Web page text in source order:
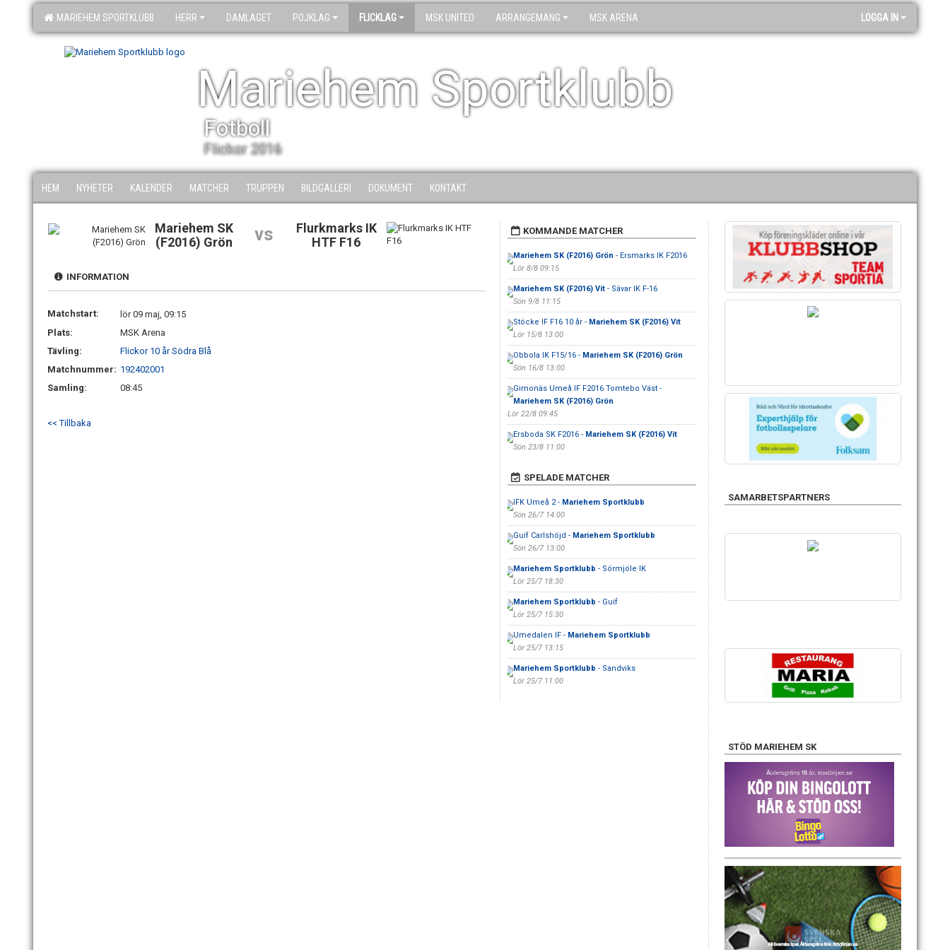
MARIEHEM SPORTKLUBB HERR DAMLAGET POJKLAG FLICKLAG MSK UNITED ARRANGEMANG MSK ARENA LOGGA IN
Mariehem Sportklubb
Fotboll
Flickor 2016
HEM NYHETER KALENDER MATCHER TRUPPEN BILDGALLERI DOKUMENT KONTAKT
Mariehem SK
(F2016) Grön
vs
Flurkmarks IK
HTF F16
INFORMATION
Matchstart:
lör 09 maj, 09:15
Plats:
MSK Arena
Tävling:
Flickor 10 år Södra Blå
Matchnummer: 192402001
Samling:
08:45
<< Tillbaka
KOMMANDE MATCHER
Mariehem SK (F2016) Grön - Ersmarks IK F2016
Lör 8/8 09:15
Mariehem SK (F2016) Vit- Sävar IK F-16
Sön 9/8 11:15
Stöcke IF F16 10 år - Mariehem SK (F2016) Vit
Lör 15/8 13:00
Obbola IK F15/16 - Mariehem SK (F2016) Grön
Sön 16/8 13:00
Gimonäs Umeå IF F2016 Tomtebo Väst -
Mariehem SK (F2016) Grön
Lör 22/8 09:45
Ersboda SK F2016 - Mariehem SK (F2016) Vit
Sön 23/8 11:00
SPELADE MATCHER
IFK Umeå 2 - Mariehem Sportklubb
Sön 26/7 14:00
Guif Carlshöjd - Mariehem Sportklubb
Sön 26/7 13:00
Mariehem Sportklubb - Sörmjöle IK
Lör 25/7 18:30
Mariehem Sportklubb - Guif
Lör 25/7 15:30
Umedalen IF - Mariehem Sportklubb
Lör 25/7 13:15
Mariehem Sportklubb - Sandviks
Lör 25/7 11:00
SAMARBETSPARTNERS
STÖD MARIEHEM SK